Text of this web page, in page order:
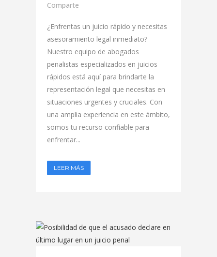
Comparte
¿Enfrentas un juicio rápido y necesitas
asesoramiento legal inmediato?
Nuestro equipo de abogados
penalistas especializados en juicios
rápidos está aquí para brindarte la
representación legal que necesitas en
situaciones urgentes y cruciales. Con
una amplia experiencia en este ámbito,
somos tu recurso confiable para
enfrentar...
LEER MÁS